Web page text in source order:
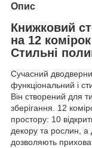
Опис
Книжковий
на 12
Стильні
Сучасний
функціональний і
Він створений для
зберігання. 12
простору: 10
декору та рослин, а
дозволяють